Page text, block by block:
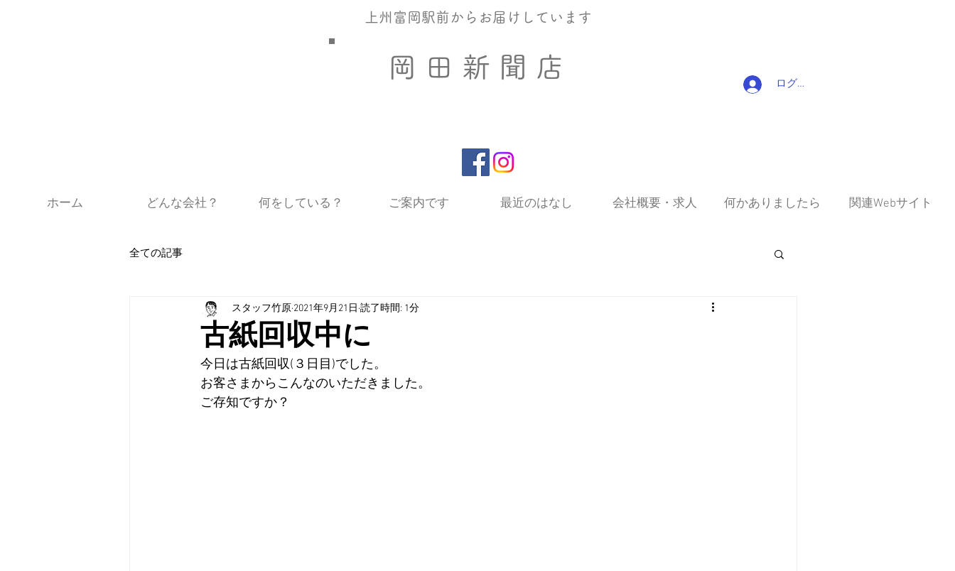
​上州富岡駅前からお届けしています
​岡 田 新 聞 店
ログイン
ホーム どんな会社？ 何をしている？ ご案内です 最近のはなし 会社概要・求人 何かありましたら 関連Webサイト
全ての記事
古紙回収中に
スタッフ竹原 2021年9月21日 読了時間: 1分
今日は古紙回収(３日目)でした。
お客さまからこんなのいただきました。
ご存知ですか？